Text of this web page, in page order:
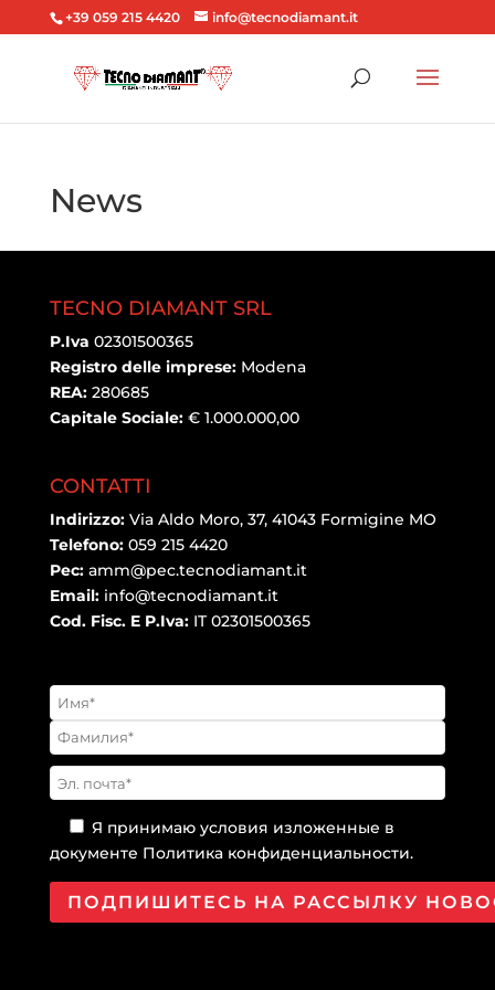
+39 059 215 4420 info@tecnodiamant.it
News
TECNO DIAMANT SRL
P.Iva 02301500365
Registro delle imprese:Modena
REA:280685
Capitale Sociale: € 1.000.000,00
CONTATTI
Indirizzo: Via Aldo Moro, 37, 41043 Formigine MO
Telefono: 059 215 4420
Pec: amm@pec.tecnodiamant.it
Email: info@tecnodiamant.it
Cod. Fisc. E P.Iva:IT 02301500365
Я принимаю условия изложенные в
документе Политика конфиденциальности.